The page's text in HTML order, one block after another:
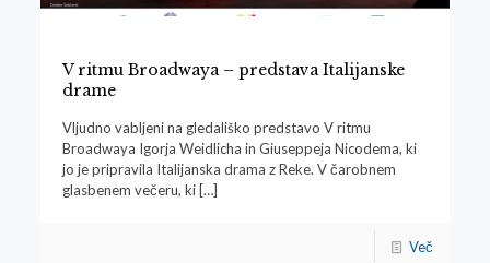
V ritmu Broadwaya – predstava Italijanske
drame
Vljudno vabljeni na gledališko predstavo V ritmu
Broadwaya Igorja Weidlicha in Giuseppeja Nicodema, ki
jo je pripravila Italijanska drama z Reke. V čarobnem
glasbenem večeru, ki[…]
Več